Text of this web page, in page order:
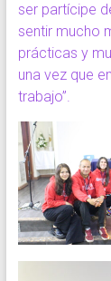
ser partícipe
sentir mucho
prácticas y
una vez que
trabajo”.